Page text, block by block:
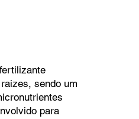
sendo um
para